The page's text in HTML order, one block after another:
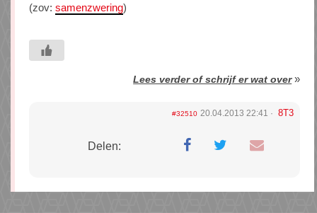
(zov: samenzwering)
Lees verder of schrijf er wat over»
#32510 20.04.2013 22:41 8T3
Delen: